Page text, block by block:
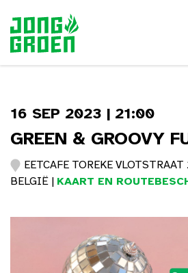
16 SEP 2023 | 21:00
GREEN & GROOVY
EETCAFE TOREKE
BELGIË | KAART EN